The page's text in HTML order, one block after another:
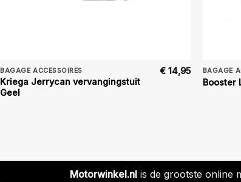
BAGAGE ACCESSOIRES
Kriega Jerrycan vervangingstuit
Geel
€ 14,95 BAGAGE
Booster
Motorwinkel.nl is de grootste online